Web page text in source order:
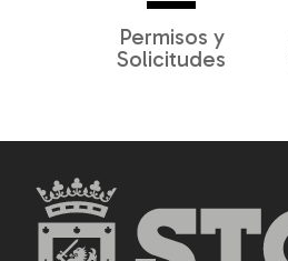
Permisos y
Solicitudes